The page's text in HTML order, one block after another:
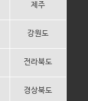
전라북도
경상북도
충청북도
제주
강원도
전라북도
경상북도